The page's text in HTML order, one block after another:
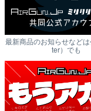
最新商品のお知らせなど
ter）でも